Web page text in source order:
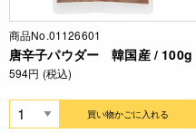
商品No.01126601
唐辛子パウダー 韓国産 / 100g
594円 (税込)
買い物かごに入れる